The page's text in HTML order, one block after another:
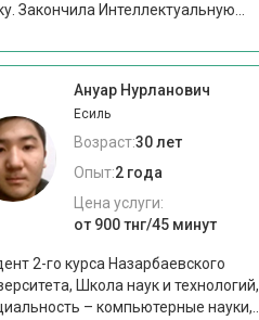
Закончила Интеллектуальную...
Ануар Нурланович
Есиль
Возраст:30 лет
Опыт:2 года
Цена услуги:
от 900 тнг/45 минут
2-го курса Назарбаевского
Школа наук и технологий,
– компьютерные науки,...